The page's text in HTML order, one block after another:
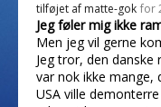
tilføjet af matte-gok for
Jeg føler mig ikke
Men jeg vil gerne
Jeg tror, den danske
var nok ikke mange,
USA ville